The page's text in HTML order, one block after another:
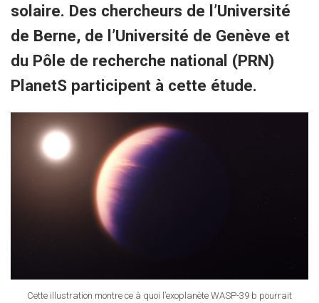
solaire. Des chercheurs de l’Université
de Berne, de l’Université de Genève et
du Pôle de recherche national (PRN)
PlanetS participent à cette étude.
Cette illustration montre ce à quoi l’exoplanète WASP-39 b pourrait